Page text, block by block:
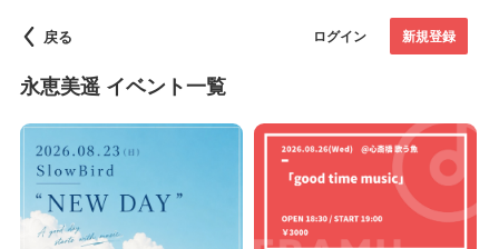
戻る ログイン 新規登録
永恵美遥 イベント一覧